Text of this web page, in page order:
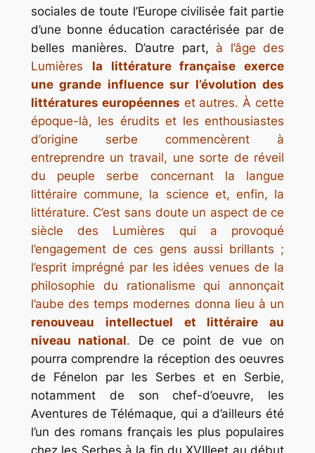
sociales de toute l’Europe civilisée fait partie
d’une bonne éducation caractérisée par de
belles manières. D’autre part, à l’âge des
Lumières la littérature française exerce
une grande influence sur l’évolution des
littératures européennes et autres. À cette
époque-là, les érudits et les enthousiastes
d’origine serbe commencèrent à
entreprendre un travail, une sorte de réveil
du peuple serbe concernant la langue
littéraire commune, la science et, enfin, la
littérature. C’est sans doute un aspect de ce
siècle des Lumières qui a provoqué
l’engagement de ces gens aussi brillants ;
l’esprit imprégné par les idées venues de la
philosophie du rationalisme qui annonçait
l’aube des temps modernes donna lieu à un
renouveau intellectuel et littéraire au
niveau national. De ce point de vue on
pourra comprendre la réception des oeuvres
de Fénelon par les Serbes et en Serbie,
notamment de son chef-d’oeuvre, les
Aventures de Télémaque, qui a d’ailleurs été
l’un des romans français les plus populaires
chez les Serbes à la fin du XVIIIeet au début